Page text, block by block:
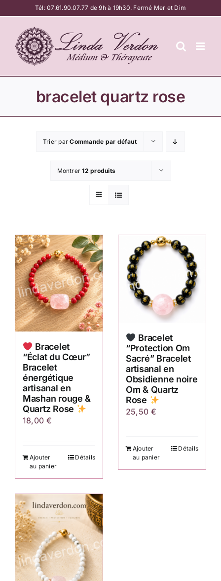
au
contenu
Tél:07.61.90.07.77 de 9h à 19h30. Fermé Mer et Dim
bracelet quartz rose
Trier parCommande par défaut
Montrer12 produits
Bracelet
“Éclat du Cœur”
Bracelet
énergétique
artisanal en
Mashan rouge &
Quartz Rose
18,00€
Ajouter
au panier
Détails
Bracelet
“Protection Om
Sacré” Bracelet
artisanal en
Obsidienne noire
Om & Quartz
Rose
25,50€
Ajouter
au panier
Détails